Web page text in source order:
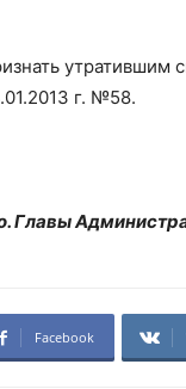
утратившим
г. №58.
Главы
Facebook